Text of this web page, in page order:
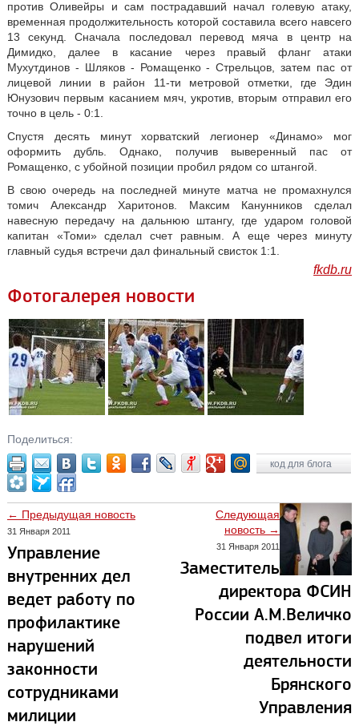
против Оливейры и сам пострадавший начал голевую атаку,
временная продолжительность которой составила всего навсего
13 секунд. Сначала последовал перевод мяча в центр на
Димидко, далее в касание через правый фланг атаки
Мухутдинов - Шляков - Ромащенко - Стрельцов, затем пас от
лицевой линии в район 11-ти метровой отметки, где Эдин
Юнузович первым касанием мяч, укротив, вторым отправил его
точно в цель - 0:1.
Спустя десять минут хорватский легионер «Динамо» мог
оформить дубль. Однако, получив выверенный пас от
Ромащенко, с убойной позиции пробил рядом со штангой.
В свою очередь на последней минуте матча не промахнулся
томич Александр Харитонов. Максим Канунников сделал
навесную передачу на дальнюю штангу, где ударом головой
капитан «Томи» сделал счет равным. А еще через минуту
главный судья встречи дал финальный свисток 1:1.
fkdb.ru
Фотогалерея новости
Поделиться:
код для блога
← Предыдущая новость
31 Января 2011
Управление
внутренних дел
ведет работу по
профилактике
нарушений
законности
сотрудниками
милиции
Следующая
новость →
31 Января 2011
Заместитель
директора ФСИН
России А.М.Величко
подвел итоги
деятельности
Брянского
Управления